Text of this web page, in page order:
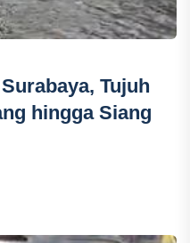
Tujuh
hingga Siang